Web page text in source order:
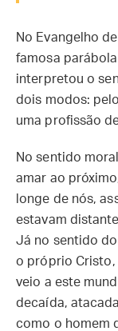
No Evangelho
famosa
interpretou o
dois modos:
uma profissão
No sentido
amar ao
longe de nós,
estavam
Já no sentido
o próprio Cristo,
veio a este
decaída,
como o homem